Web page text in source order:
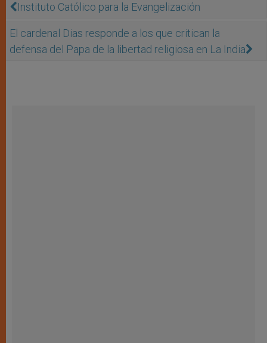
Instituto Católico para la Evangelización
El cardenal Dias responde a los que critican la
defensa del Papa de la libertad religiosa en La India